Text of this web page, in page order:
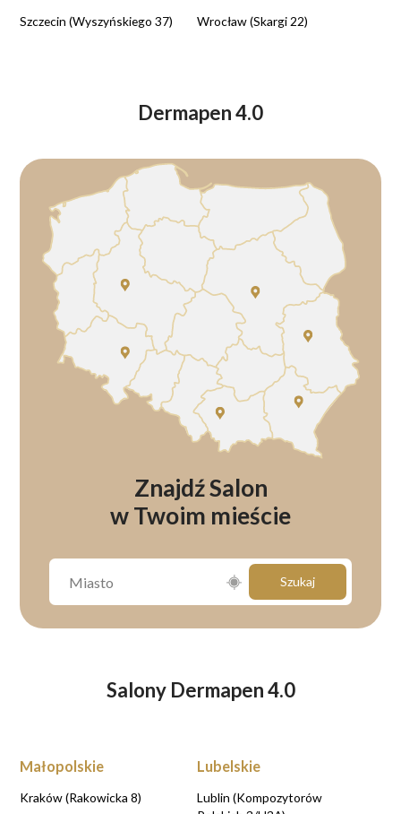
Szczecin (Wyszyńskiego 37) Wrocław (Skargi 22)
Dermapen 4.0
Znajdź Salon
w Twoim mieście
Szukaj
Salony Dermapen 4.0
Małopolskie
Kraków (Rakowicka 8)
Lubelskie
Lublin (Kompozytorów